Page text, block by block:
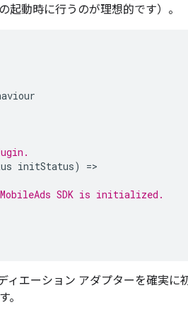
起動時に行うのが理想的です）。
.
initStatus) =
SDK is initialized.
ィエーション アダプターを確実に
。